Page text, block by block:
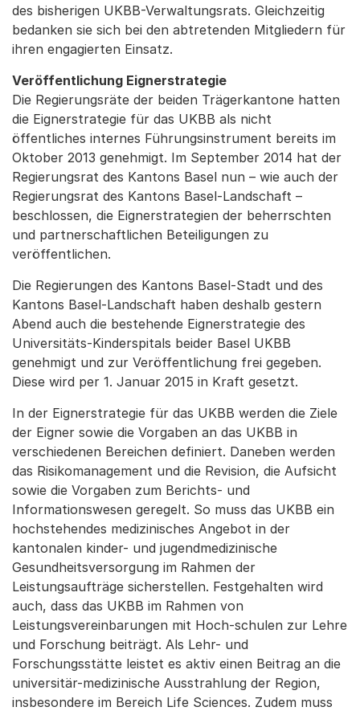
des bisherigen UKBB-Verwaltungsrats. Gleichzeitig
bedanken sie sich bei den abtretenden Mitgliedern für
ihren engagierten Einsatz.
Veröffentlichung Eignerstrategie
Die Regierungsräte der beiden Trägerkantone hatten
die Eignerstrategie für das UKBB als nicht
öffentliches internes Führungsinstrument bereits im
Oktober 2013 genehmigt. Im September 2014 hat der
Regierungsrat des Kantons Basel nun – wie auch der
Regierungsrat des Kantons Basel-Landschaft –
beschlossen, die Eignerstrategien der beherrschten
und partnerschaftlichen Beteiligungen zu
veröffentlichen.
Die Regierungen des Kantons Basel-Stadt und des
Kantons Basel-Landschaft haben deshalb gestern
Abend auch die bestehende Eignerstrategie des
Universitäts-Kinderspitals beider Basel UKBB
genehmigt und zur Veröffentlichung frei gegeben.
Diese wird per 1. Januar 2015 in Kraft gesetzt.
In der Eignerstrategie für das UKBB werden die Ziele
der Eigner sowie die Vorgaben an das UKBB in
verschiedenen Bereichen definiert. Daneben werden
das Risikomanagement und die Revision, die Aufsicht
sowie die Vorgaben zum Berichts- und
Informationswesen geregelt. So muss das UKBB ein
hochstehendes medizinisches Angebot in der
kantonalen kinder- und jugendmedizinische
Gesundheitsversorgung im Rahmen der
Leistungsaufträge sicherstellen. Festgehalten wird
auch, dass das UKBB im Rahmen von
Leistungsvereinbarungen mit Hoch-schulen zur Lehre
und Forschung beiträgt. Als Lehr- und
Forschungsstätte leistet es aktiv einen Beitrag an die
universitär-medizinische Ausstrahlung der Region,
insbesondere im Bereich Life Sciences. Zudem muss